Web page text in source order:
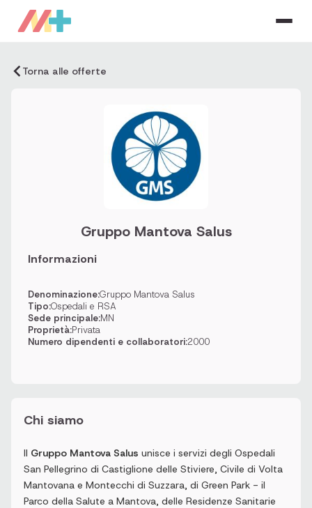
Torna alle offerte
Gruppo Mantova Salus
Informazioni
Denominazione:Gruppo Mantova Salus
Tipo:Ospedali e RSA
Sede principale:MN
Proprietà:Privata
Numero dipendenti e collaboratori:2000
Chi siamo
Il Gruppo Mantova Salus unisce i servizi degli Ospedali
San Pellegrino di Castiglione delle Stiviere, Civile di Volta
Mantovana e Montecchi di Suzzara, di Green Park - il
Parco della Salute a Mantova, delle Residenze Sanitarie